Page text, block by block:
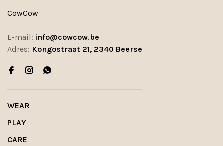
CowCow
E-mail: info@cowcow.be
Adres: Kongostraat 21, 2340 Beerse
WEAR
PLAY
CARE